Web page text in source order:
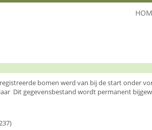
bomen werd van bij de start onder
Dit gegevensbestand wordt permanent